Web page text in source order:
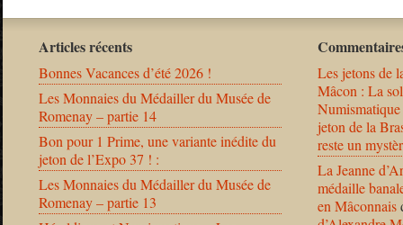
Articles récents
Bonnes Vacances d’été 2026 !
Les Monnaies du Médailler du Musée de
Romenay – partie 14
Bon pour 1 Prime, une variante inédite du
jeton de l’Expo 37 ! :
Les Monnaies du Médailler du Musée de
Romenay – partie 13
Les jetons de
Mâcon : La
jeton de la
reste un
La Jeanne
médaille
en Mâconnais